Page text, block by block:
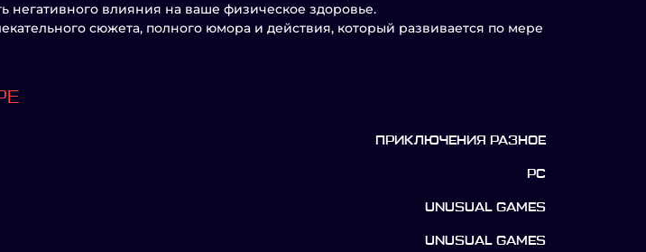
негативного влияния на ваше физическое здоровье.
сюжета, полного юмора и действия, который развивается по мере
ПРИКЛЮЧЕНИЯ РАЗНОЕ
PC
UNUSUAL GAMES
UNUSUAL GAMES